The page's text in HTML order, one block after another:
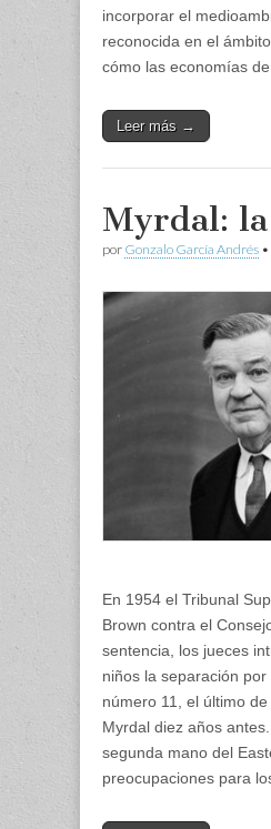
incorporar el
reconocida en el
cómo las economías
Leer más →
Myrdal:
por Gonzalo García Andrés •
En 1954 el Tribunal
Brown contra el
sentencia, los jueces
niños la separación
número 11, el último
Myrdal diez años
segunda mano del
preocupaciones para